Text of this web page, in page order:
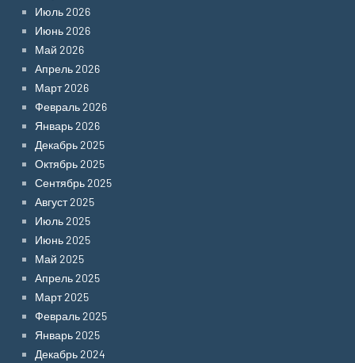
Июль 2026
Июнь 2026
Май 2026
Апрель 2026
Март 2026
Февраль 2026
Январь 2026
Декабрь 2025
Октябрь 2025
Сентябрь 2025
Август 2025
Июль 2025
Июнь 2025
Май 2025
Апрель 2025
Март 2025
Февраль 2025
Январь 2025
Декабрь 2024